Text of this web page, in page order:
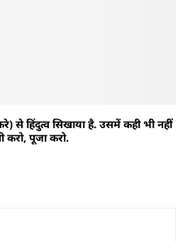
से हिंदुत्व सिखाया है. उसमें कही भी नहीं
करो, पूजा करो.